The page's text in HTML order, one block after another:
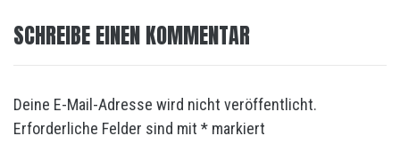
SCHREIBE EINEN KOMMENTAR
Deine E-Mail-Adresse wird nicht veröffentlicht.
Erforderliche Felder sind mit * markiert